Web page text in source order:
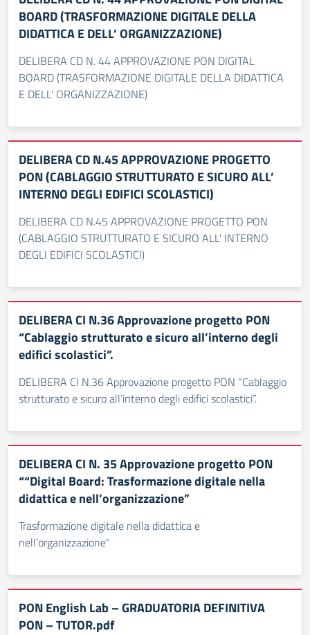
BOARD (TRASFORMAZIONE DIGITALE DELLA
DIDATTICA E DELL’ ORGANIZZAZIONE)
DELIBERA CD N. 44 APPROVAZIONE PON DIGITAL
BOARD (TRASFORMAZIONE DIGITALE DELLA DIDATTICA
E DELL' ORGANIZZAZIONE)
DELIBERA CD N.45 APPROVAZIONE PROGETTO
PON (CABLAGGIO STRUTTURATO E SICURO ALL’
INTERNO DEGLI EDIFICI SCOLASTICI)
DELIBERA CD N.45 APPROVAZIONE PROGETTO PON
(CABLAGGIO STRUTTURATO E SICURO ALL' INTERNO
DEGLI EDIFICI SCOLASTICI)
DELIBERA CI N.36 Approvazione progetto PON
“Cablaggio strutturato e sicuro all’interno degli
edifici scolastici”.
DELIBERA CI N.36 Approvazione progetto PON “Cablaggio
strutturato e sicuro all’interno degli edifici scolastici”.
DELIBERA CI N. 35 Approvazione progetto PON
““Digital Board: Trasformazione digitale nella
didattica e nell’organizzazione”
Trasformazione digitale nella didattica e
nell’organizzazione"
PON English Lab – GRADUATORIA DEFINITIVA
PON – TUTOR.pdf